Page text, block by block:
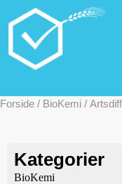
Forside / BioKemi /
Kategorier
BioKemi